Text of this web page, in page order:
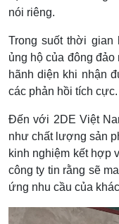
nói riêng.
Trong suốt thời
ủng hộ của đông
hãnh diện khi nhận
các phản hồi tích cực.
Đến với 2DE Việt
như chất lượng sản
kinh nghiệm kết hợp
công ty tin rằng sẽ
ứng nhu cầu của